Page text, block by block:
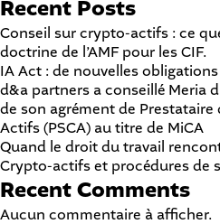
Recent Posts
Conseil sur crypto-actifs : ce
doctrine de l’AMF pour les CIF.
IA Act : de nouvelles
d&a partners a conseillé Meria
de son agrément de Prestataire
Actifs (PSCA) au titre de MiCA
Quand le droit du travail
Crypto-actifs et procédures de
Recent Comments
Aucun commentaire à afficher.